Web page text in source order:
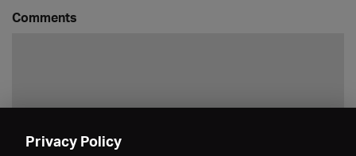
Comments
Privacy Policy